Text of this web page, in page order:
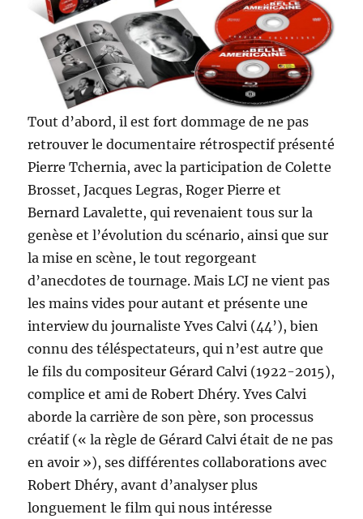
Tout d’abord, il est fort dommage de ne pas
retrouver le documentaire rétrospectif présenté
Pierre Tchernia, avec la participation de Colette
Brosset, Jacques Legras, Roger Pierre et
Bernard Lavalette, qui revenaient tous sur la
genèse et l’évolution du scénario, ainsi que sur
la mise en scène, le tout regorgeant
d’anecdotes de tournage. Mais LCJ ne vient pas
les mains vides pour autant et présente une
interview du journaliste Yves Calvi (44’), bien
connu des téléspectateurs, qui n’est autre que
le fils du compositeur Gérard Calvi (1922-2015),
complice et ami de Robert Dhéry. Yves Calvi
aborde la carrière de son père, son processus
créatif (« la règle de Gérard Calvi était de ne pas
en avoir »), ses différentes collaborations avec
Robert Dhéry, avant d’analyser plus
longuement le film qui nous intéresse